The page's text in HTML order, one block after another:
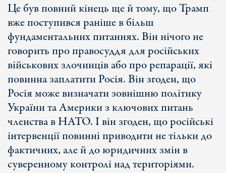
Це був повний кінець ще й тому, що Трамп
вже поступився раніше в більш
фундаментальних питаннях. Він нічого не
говорить про правосуддя для російських
військових злочинців або про репарації, які
повинна заплатити Росія. Він згоден, що
Росія може визначати зовнішню політику
України та Америки з ключових питань
членства в НАТО. І він згоден, що російські
інтервенції повинні приводити не тільки до
фактичних, але й до юридичних змін в
суверенному контролі над територіями.